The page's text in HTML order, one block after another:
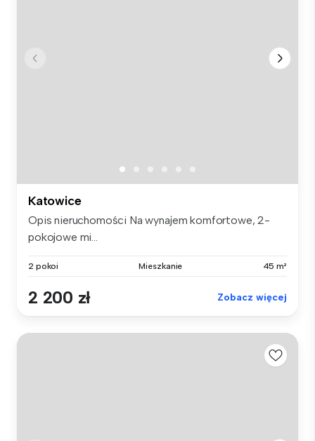
Katowice
Opis nieruchomości Na wynajem komfortowe, 2-
pokojowe mi...
2 pokoi Mieszkanie 45 m²
2 200 zł Zobacz więcej